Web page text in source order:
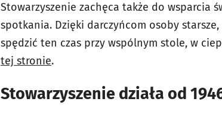
Stowarzyszenie zachęca także do wsparcia
spotkania. Dzięki darczyńcom osoby
spędzić ten czas przy wspólnym stole, w
tej stronie.
Stowarzyszenie działa od